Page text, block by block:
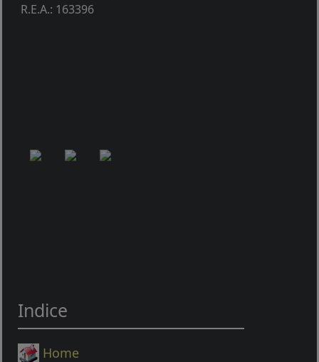
R.E.A.: 163396
Indice
Home